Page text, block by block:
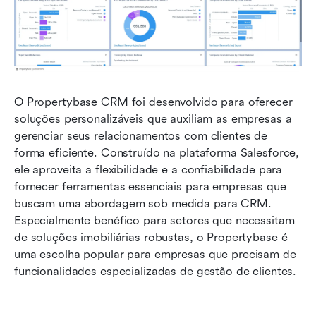
O Propertybase CRM foi desenvolvido para oferecer
soluções personalizáveis que auxiliam as empresas a
gerenciar seus relacionamentos com clientes de
forma eficiente. Construído na plataforma Salesforce,
ele aproveita a flexibilidade e a confiabilidade para
fornecer ferramentas essenciais para empresas que
buscam uma abordagem sob medida para CRM.
Especialmente benéfico para setores que necessitam
de soluções imobiliárias robustas, o Propertybase é
uma escolha popular para empresas que precisam de
funcionalidades especializadas de gestão de clientes.